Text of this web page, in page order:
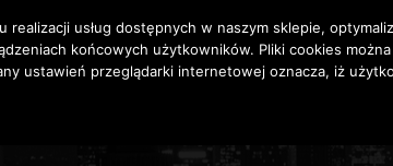
Przejdź
do
Przejdź
do
realizacji usług dostępnych w naszym sklepie,
końcowych użytkowników. Pliki cookies
ustawień przeglądarki internetowej oznacza, iż